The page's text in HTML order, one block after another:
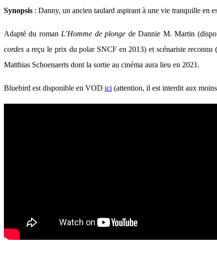
Synopsis : Danny, un ancien taulard aspirant à une vie tranquille en
Adapté du roman L’Homme de plonge de Dannie M. Martin
cordes a reçu le prix du polar SNCF en 2013) et scénariste reconnu
Matthias Schoenaerts dont la sortie au cinéma aura lieu en 2021.
Bluebird est disponible en VOD ici (attention, il est interdit aux